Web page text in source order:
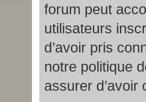
forum peut
utilisateurs
d’avoir pris
notre politique
assurer